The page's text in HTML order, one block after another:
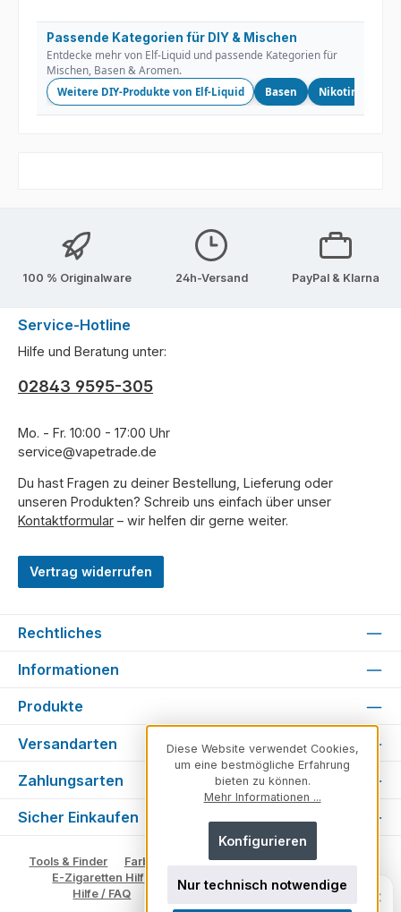
Passende Kategorien für DIY & Mischen
Entdecke mehr von Elf-Liquid und passende Kategorien für
Mischen, Basen & Aromen.
Weitere DIY-Produkte von Elf-Liquid Basen Nikotinshots
100 % Originalware 24h-Versand PayPal & Klarna
Service-Hotline
Hilfe und Beratung unter:
02843 9595-305
Mo. - Fr. 10:00 - 17:00 Uhr
service@vapetrade.de
Du hast Fragen zu deiner Bestellung, Lieferung oder
unseren Produkten? Schreib uns einfach über unser
Kontaktformular – wir helfen dir gerne weiter.
Vertrag widerrufen
Rechtliches
Informationen
Produkte
Versandarten
Zahlungsarten
Sicher Einkaufen
Tools & Finder Farben & Varianten
Geschmack suchen
E-Zigaretten Hilfe
Fachberater
Vape Ratgeber
Hilfe / FAQ
Glossar Impressum Kontakt
Unsicher, welches Produkt zu dir
×
Diese Website verwendet Cookies,
um eine bestmögliche Erfahrung
bieten zu können.
Mehr Informationen ...
Nur technisch notwendige
Konfigurieren